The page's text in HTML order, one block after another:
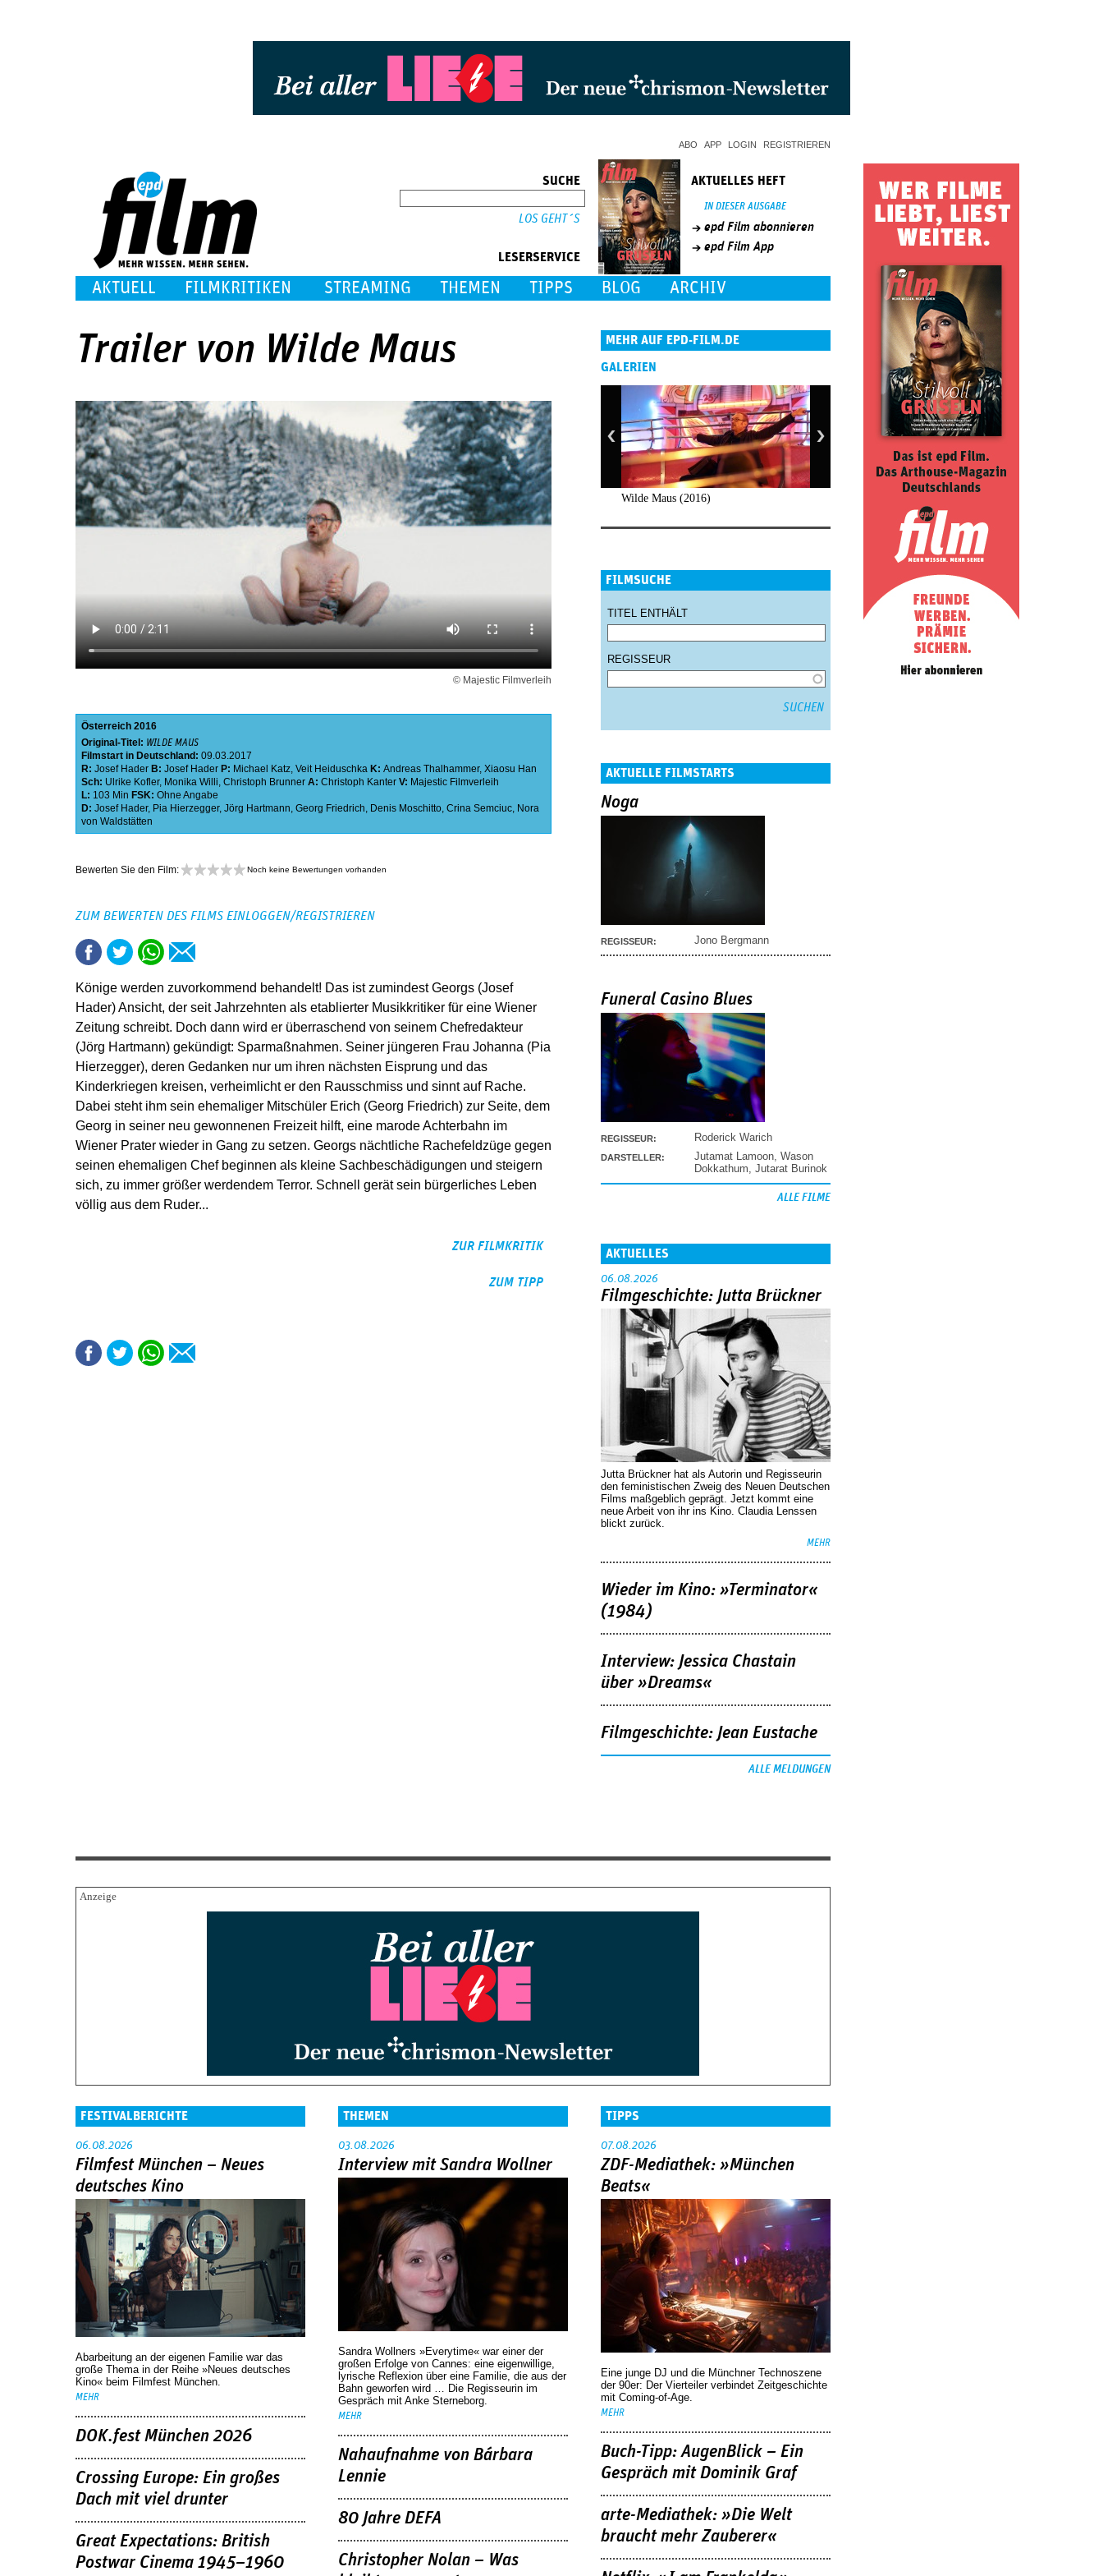
ABO APP LOGIN REGISTRIEREN
SUCHE
LESERSERVICE
AKTUELLES HEFT
IN DIESER AUSGABE
epd Film abonnieren
epd Film App
AKTUELL FILMKRITIKEN STREAMING THEMEN TIPPS BLOG ARCHIV
Trailer von Wilde Maus
© Majestic Filmverleih
Österreich 2016
Original-Titel: WILDE MAUS
Filmstart in Deutschland: 09.03.2017
R: Josef Hader B: Josef Hader P: Michael Katz, Veit Heiduschka K: Andreas Thalhammer, Xiaosu Han
Sch: Ulrike Kofler, Monika Willi, Christoph Brunner A: Christoph Kanter V: Majestic Filmverleih
L: 103 Min FSK: Ohne Angabe
D: Josef Hader, Pia Hierzegger, Jörg Hartmann, Georg Friedrich, Denis Moschitto, Crina Semciuc, Nora
von Waldstätten
Bewerten Sie den Film: Noch keine Bewertungen vorhanden
ZUM BEWERTEN DES FILMS EINLOGGEN/REGISTRIEREN
Könige werden zuvorkommend behandelt! Das ist zumindest Georgs (Josef
Hader) Ansicht, der seit Jahrzehnten als etablierter Musikkritiker für eine Wiener
Zeitung schreibt. Doch dann wird er überraschend von seinem Chefredakteur
(Jörg Hartmann) gekündigt: Sparmaßnahmen. Seiner jüngeren Frau Johanna (Pia
Hierzegger), deren Gedanken nur um ihren nächsten Eisprung und das
Kinderkriegen kreisen, verheimlicht er den Rausschmiss und sinnt auf Rache.
Dabei steht ihm sein ehemaliger Mitschüler Erich (Georg Friedrich) zur Seite, dem
Georg in seiner neu gewonnenen Freizeit hilft, eine marode Achterbahn im
Wiener Prater wieder in Gang zu setzen. Georgs nächtliche Rachefeldzüge gegen
seinen ehemaligen Chef beginnen als kleine Sachbeschädigungen und steigern
sich, zu immer größer werdendem Terror. Schnell gerät sein bürgerliches Leben
völlig aus dem Ruder...
ZUR FILMKRITIK
ZUM TIPP
MEHR AUF EPD-FILM.DE
GALERIEN
Wilde Maus (2016)
FILMSUCHE
TITEL ENTHÄLT
REGISSEUR
AKTUELLE FILMSTARTS
Noga
REGISSEUR: Jono Bergmann
Funeral Casino Blues
REGISSEUR: Roderick Warich
DARSTELLER: Jutamat Lamoon Wason
Dokkathum Jutarat Burinok
ALLE FILME
AKTUELLES
06.08.2026
Filmgeschichte: Jutta Brückner
Jutta Brückner hat als Autorin und Regisseurin
den feministischen Zweig des Neuen Deutschen
Films maßgeblich geprägt. Jetzt kommt eine
neue Arbeit von ihr ins Kino. Claudia Lenssen
blickt zurück.
MEHR
Wieder im Kino: »Terminator«
(1984)
Interview: Jessica Chastain
über »Dreams«
Filmgeschichte: Jean Eustache
ALLE MELDUNGEN
FESTIVALBERICHTE
06.08.2026
Filmfest München – Neues
deutsches Kino
Abarbeitung an der eigenen Familie war das
große Thema in der Reihe »Neues deutsches
Kino« beim Filmfest München.
MEHR
DOK.fest München 2026
Crossing Europe: Ein großes
Dach mit viel drunter
Great Expectations: British
Postwar Cinema 1945–1960
THEMEN
03.08.2026
Interview mit Sandra Wollner
Sandra Wollners »Everytime« war einer der
großen Erfolge von Cannes: eine eigenwillige,
lyrische Reflexion über eine ­Familie, die aus der
Bahn geworfen wird … Die Regisseurin im
Gespräch mit Anke Sterneborg.
MEHR
Nahaufnahme von Bárbara
Lennie
80 Jahre DEFA
Christopher Nolan – Was
TIPPS
07.08.2026
ZDF-Mediathek: »München
Beats«
Eine junge DJ und die Münchner Technoszene
der 90er: Der Vierteiler verbindet Zeitgeschichte
mit Coming-of-Age.
MEHR
Buch-Tipp: AugenBlick – Ein
Gespräch mit Dominik Graf
arte-Mediathek: »Die Welt
braucht mehr Zauberer«